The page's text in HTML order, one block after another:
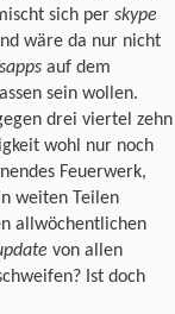
sich per skype
wäre da nur nicht
auf dem
sein wollen.
drei viertel zehn
wohl nur noch
Feuerwerk,
weiten Teilen
allwöchentlichen
von allen
Ist doch